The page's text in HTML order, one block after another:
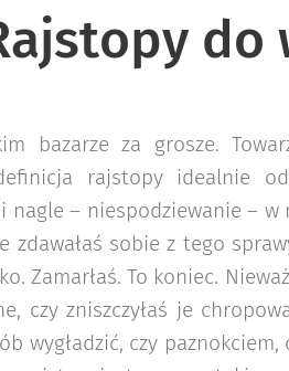
do
bazarze za grosze.
rajstopy idealnie
nagle – niespodziewanie –
zdawałaś sobie z tego
Zamarłaś. To koniec.
czy zniszczyłaś je
wygładzić, czy